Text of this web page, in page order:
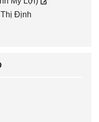
Định